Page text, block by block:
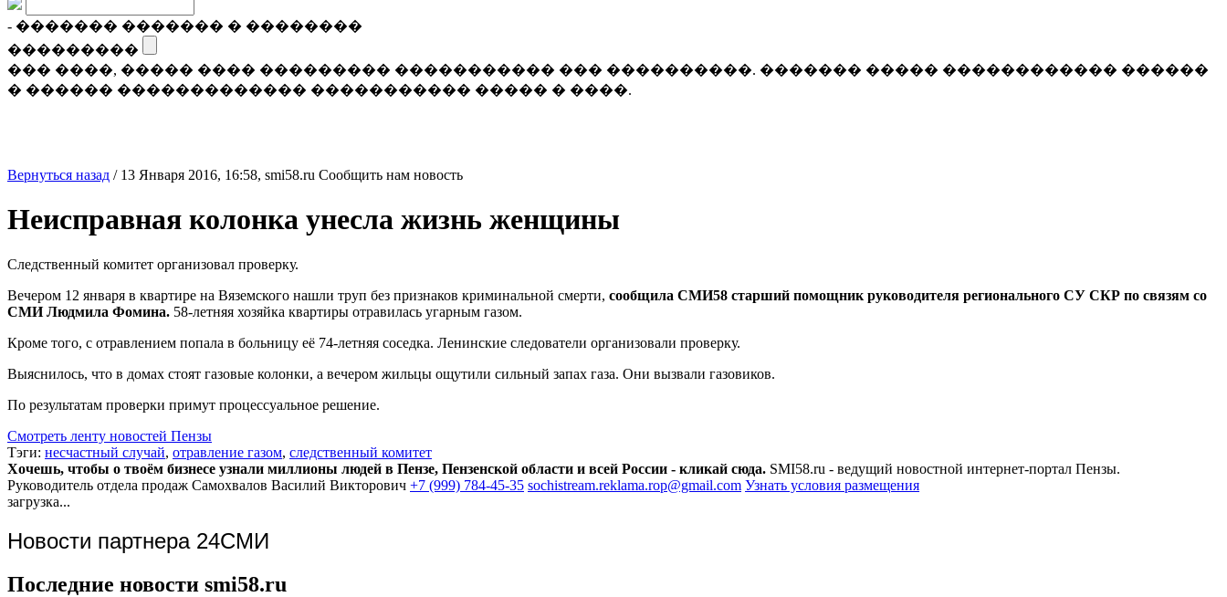
- ������� ������� � ��������
���������
��� ����, ����� ���� ��������� ����������� ��� ����������. ������� ����� ������������ ������
� ������ ������������� ����������� ����� � ����.
Вернуться назад / 13 Января 2016, 16:58, smi58.ru Сообщить нам новость
Неисправная колонка унесла жизнь женщины
Следственный комитет организовал проверку.
Вечером 12 января в квартире на Вяземского нашли труп без признаков криминальной смерти, сообщила СМИ58 старший помощник руководителя регионального СУ СКР по связям со
СМИ Людмила Фомина. 58-летняя хозяйка квартиры отравилась угарным газом.
Кроме того, с отравлением попала в больницу её 74-летняя соседка. Ленинские следователи организовали проверку.
Выяснилось, что в домах стоят газовые колонки, а вечером жильцы ощутили сильный запах газа. Они вызвали газовиков.
По результатам проверки примут процессуальное решение.
Смотреть ленту новостей Пензы
Тэги: несчастный случай, отравление газом, следственный комитет
Хочешь, чтобы о твоём бизнесе узнали миллионы людей в Пензе, Пензенской области и всей России - кликай сюда. SMI58.ru - ведущий новостной интернет-портал Пензы.
Руководитель отдела продаж Самохвалов Василий Викторович +7 (999) 784-45-35 sochistream.reklama.rop@gmail.com Узнать условия размещения
загрузка...
Новости партнера 24СМИ
Последние новости smi58.ru